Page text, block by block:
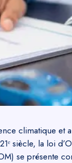
climatique et
siècle, la loi
se présente